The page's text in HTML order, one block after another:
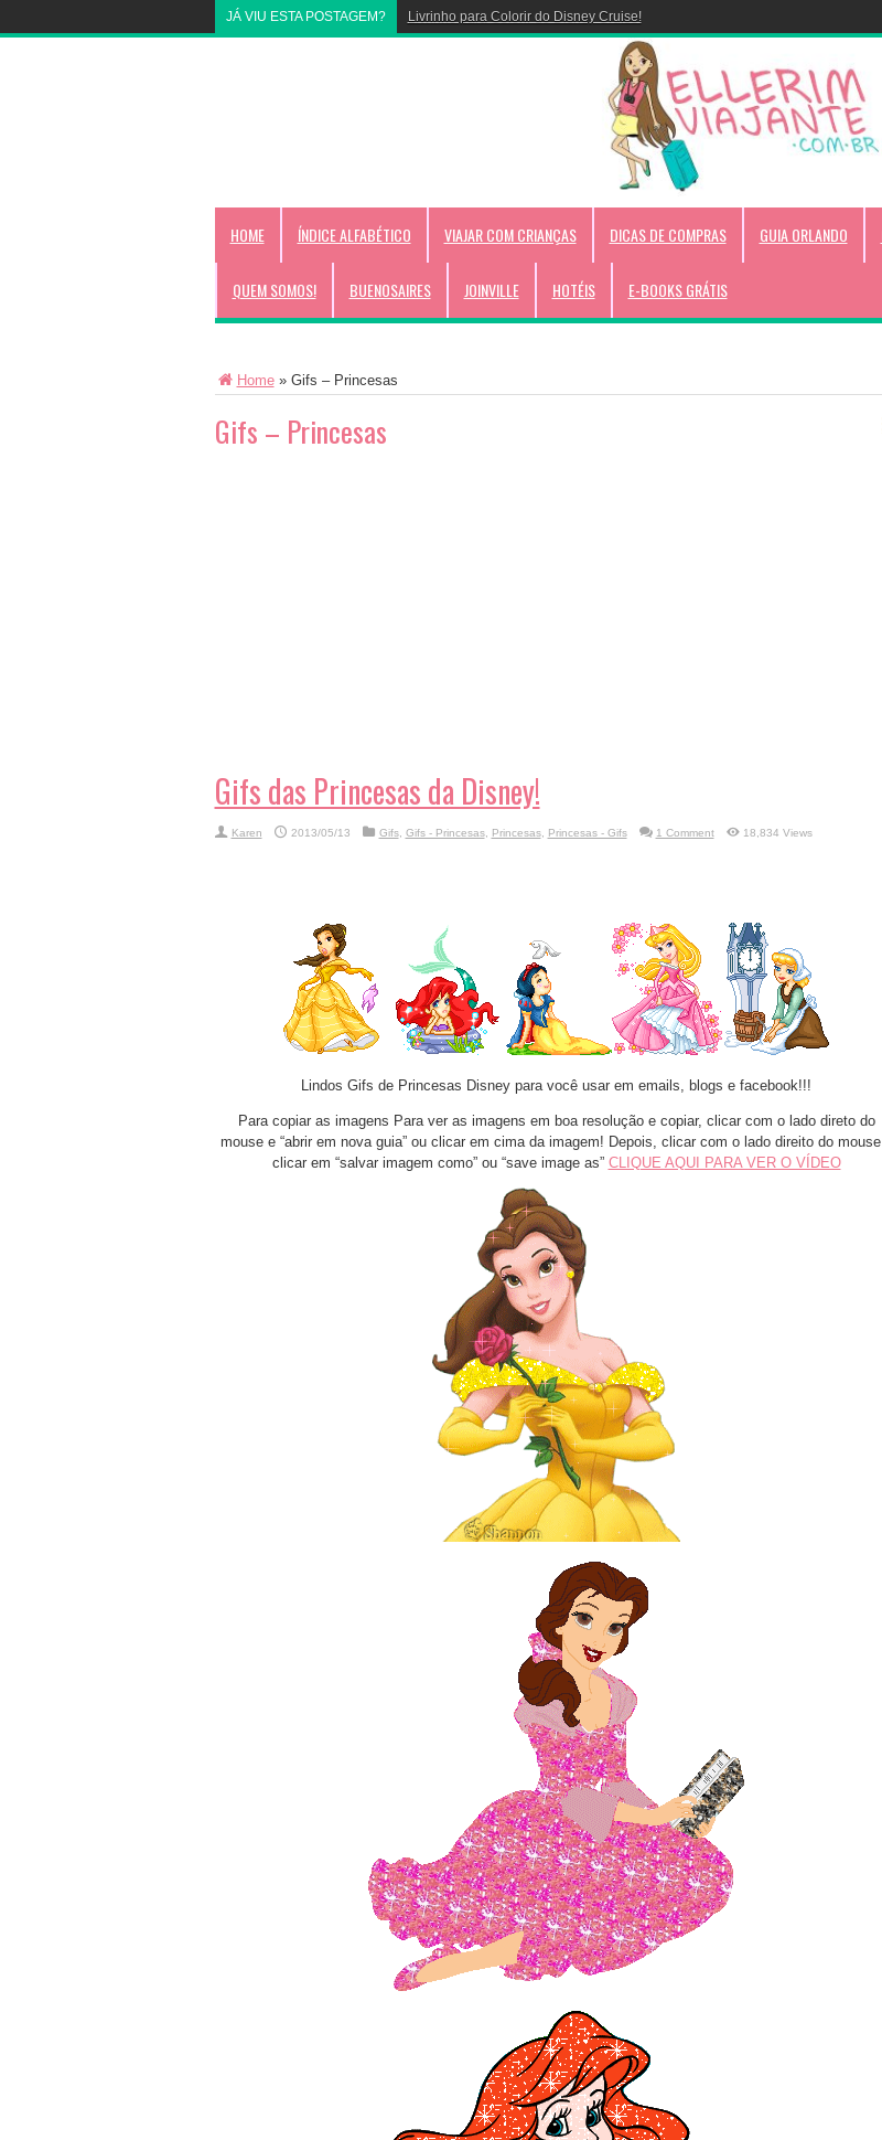
JÁ VIU ESTA POSTAGEM? Livrinho para Colorir do Disney Cruise!
HOME ÍNDICE ALFABÉTICO VIAJAR COM CRIANÇAS DICAS DE COMPRAS GUIA ORLANDO
QUEM SOMOS! BUENOSAIRES JOINVILLE HOTÉIS E-BOOKS GRÁTIS
Home» Gifs – Princesas
Gifs – Princesas
Gifs das Princesas da Disney!
Karen 2013/05/13 Gifs, Gifs - Princesas, Princesas, Princesas - Gifs 1 Comment 18,834 Views
Lindos Gifs de Princesas Disney para você usar em emails, blogs e facebook!!!
Para copiar as imagens Para ver as imagens em boa resolução e copiar, clicar com o lado direto do
mouse e “abrir em nova guia” ou clicar em cima da imagem! Depois, clicar com o lado direito do
clicar em “salvar imagem como” ou “save image as” CLIQUE AQUI PARA VER O VÍDEO